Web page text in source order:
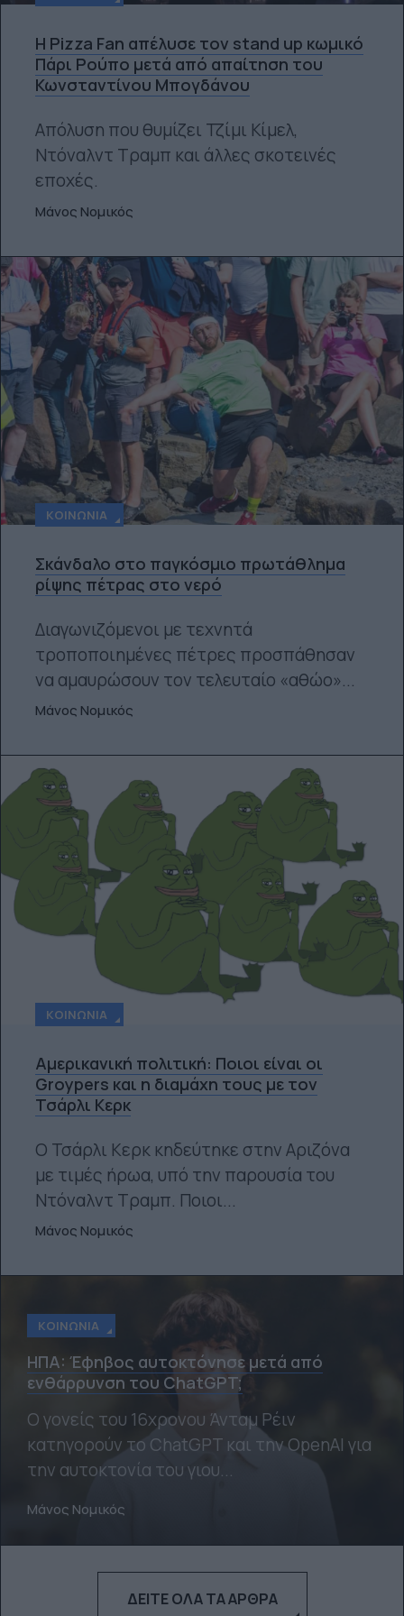
H Pizza Fan απέλυσε τον stand up κωμικό
Πάρι Ρούπο μετά από απαίτηση του
Κωνσταντίνου Μπογδάνου
Απόλυση που θυμίζει Τζίμι Κίμελ,
Ντόναλντ Τραμπ και άλλες σκοτεινές
εποχές.
Μάνος Νομικός
ΚΟΙΝΩΝΊΑ
Σκάνδαλο στο παγκόσμιο πρωτάθλημα
ρίψης πέτρας στο νερό
Διαγωνιζόμενοι με τεχνητά
τροποποιημένες πέτρες προσπάθησαν
να αμαυρώσουν τον τελευταίο «αθώο»...
Μάνος Νομικός
ΚΟΙΝΩΝΊΑ
Αμερικανική πολιτική: Ποιοι είναι οι
Groypers και η διαμάχη τους με τον
Τσάρλι Κερκ
O Τσάρλι Κερκ κηδεύτηκε στην Αριζόνα
με τιμές ήρωα, υπό την παρουσία του
Ντόναλντ Τραμπ. Ποιοι...
Μάνος Νομικός
ΚΟΙΝΩΝΊΑ
ΗΠA: Έφηβος αυτοκτόνησε μετά από
ενθάρρυνση του ChatGPT;
Ο γονείς του 16χρονου Άνταμ Ρέιν
κατηγορούν το ChatGPT και την OpenAI για
την αυτοκτονία του γιου...
Μάνος Νομικός
ΔΕΊΤΕ ΌΛΑ ΤΑ ΆΡΘΡΑ